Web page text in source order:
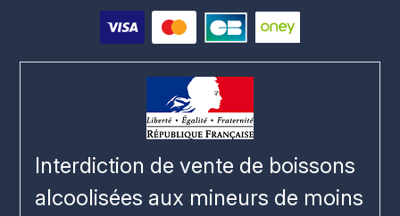
Interdiction de vente de boissons
alcoolisées aux mineurs de moins